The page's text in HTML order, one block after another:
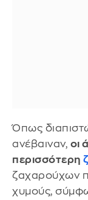
Όπως
ανέβαιναν, οι
περισσότερη
ζαχαρούχων
χυμούς,